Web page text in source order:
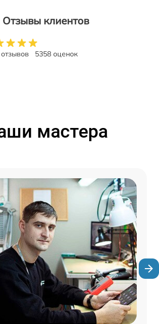
Отзывы клиентов
5358 оценок
мастера